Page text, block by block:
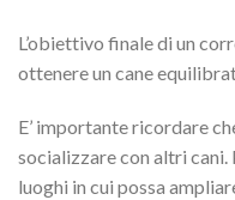
L’obiettivo finale di un
ottenere un cane
E’ importante ricordare
socializzare con altri
luoghi in cui possa